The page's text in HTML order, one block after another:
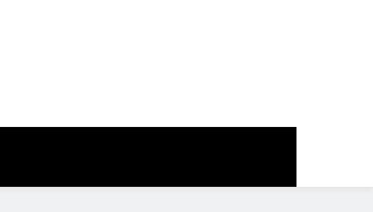
剖腹产复原历程的空间